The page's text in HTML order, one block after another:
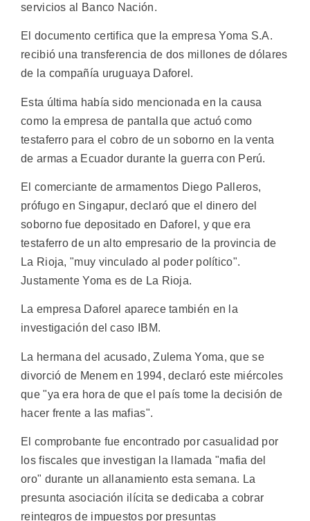
servicios al Banco Nación.
El documento certifica que la empresa Yoma S.A.
recibió una transferencia de dos millones de dólares
de la compañía uruguaya Daforel.
Esta última había sido mencionada en la causa
como la empresa de pantalla que actuó como
testaferro para el cobro de un soborno en la venta
de armas a Ecuador durante la guerra con Perú.
El comerciante de armamentos Diego Palleros,
prófugo en Singapur, declaró que el dinero del
soborno fue depositado en Daforel, y que era
testaferro de un alto empresario de la provincia de
La Rioja, "muy vinculado al poder político".
Justamente Yoma es de La Rioja.
La empresa Daforel aparece también en la
investigación del caso IBM.
La hermana del acusado, Zulema Yoma, que se
divorció de Menem en 1994, declaró este miércoles
que "ya era hora de que el país tome la decisión de
hacer frente a las mafias".
El comprobante fue encontrado por casualidad por
los fiscales que investigan la llamada "mafia del
oro" durante un allanamiento esta semana. La
presunta asociación ilícita se dedicaba a cobrar
reintegros de impuestos por presuntas